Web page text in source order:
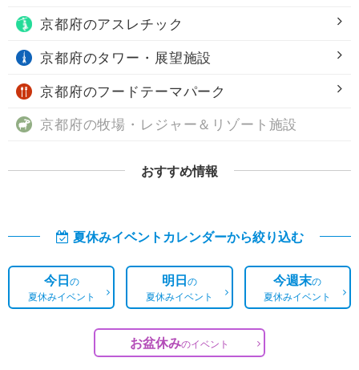
京都府のアスレチック
京都府のタワー・展望施設
京都府のフードテーマパーク
京都府の牧場・レジャー＆リゾート施設
おすすめ情報
夏休みイベントカレンダーから絞り込む
今日の
夏休みイベント
明日の
夏休みイベント
今週末の
夏休みイベント
お盆休みのイベント